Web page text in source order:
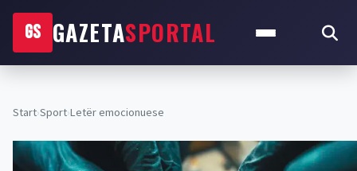
GS GAZETASPORTAL
Start›Sport›Letër emocionuese